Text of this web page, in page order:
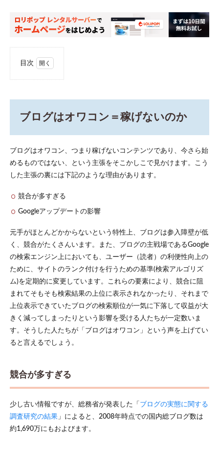
目次
コン
＝稼
か
1.1
競合
る
1.2
アップ
デート
2
ブロ
グが
オワ
コン
ない
理由
2.1
ネッ
告費
増加
アフ
ブログはオワコン＝稼げないのか
ブログはオワコン、つまり稼げないコンテンツであり、今さら始
めるものではない、という主張をそこかしこで見かけます。こう
した主張の裏には下記のような理由があります。
競合が多すぎる
Googleアップデートの影響
元手がほとんどかからないという特性上、ブログは参入障壁が低
く、競合がたくさんいます。また、ブログの主戦場であるGoogle
の検索エンジン上においても、ユーザー（読者）の利便性向上の
ために、サイトのランク付けを行うための基準(検索アルゴリズ
ム)を定期的に変更しています。これらの要素により、競合に阻
まれてそもそも検索結果の上位に表示されなかったり、それまで
上位表示できていたブログの検索順位が一気に下落して収益が大
きく減ってしまったりという影響を受ける人たちが一定数いま
す。そうした人たちが「ブログはオワコン」という声を上げてい
ると言えるでしょう。
競合が多すぎる
少し古い情報ですが、総務省が発表した「 ブログの実態に関する
調査研究の結果 」によると、2008年時点での国内総ブログ数は
約1,690万にもおよびます。